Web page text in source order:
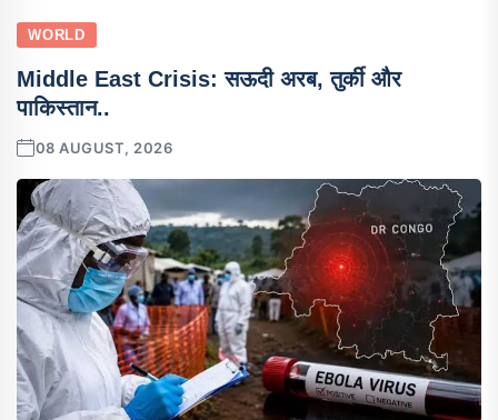
WORLD
Middle East Crisis: सऊदी अरब, तुर्की और
पाकिस्तान..
08 AUGUST, 2026